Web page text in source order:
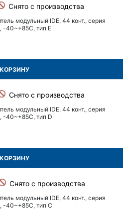
модульный IDE, 44 конт., серия
-40~+85C, тип E
модульный IDE, 44 конт., серия
-40~+85C, тип D
модульный IDE, 44 конт., серия
-40~+85C, тип C